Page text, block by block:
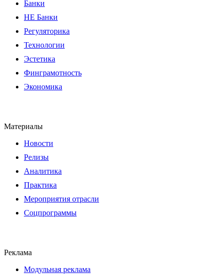
Банки
НЕ Банки
Регуляторика
Технологии
Эстетика
Финграмотность
Экономика
Материалы
Новости
Релизы
Аналитика
Практика
Мероприятия отрасли
Соцпрограммы
Реклама
Модульная реклама